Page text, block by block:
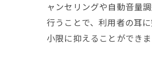
ャンセリングや自動音量
行うことで、利用者の耳
小限に抑えることができま